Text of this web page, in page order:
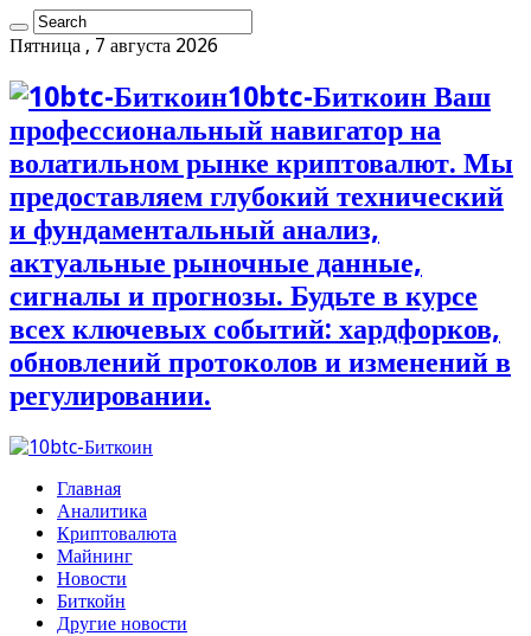
Пятница , 7 августа 2026
10btc-Биткоин Ваш
профессиональный навигатор на
волатильном рынке криптовалют. Мы
предоставляем глубокий технический
и фундаментальный анализ,
актуальные рыночные данные,
сигналы и прогнозы. Будьте в курсе
всех ключевых событий: хардфорков,
обновлений протоколов и изменений в
регулировании.
Главная
Аналитика
Криптовалюта
Майнинг
Новости
Биткойн
Другие новости